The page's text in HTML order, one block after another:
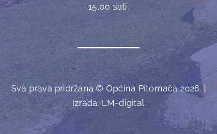
15,00 sati.
Sva prava pridržana © Općina Pitomača 2026. |
Izrada:LM-digital